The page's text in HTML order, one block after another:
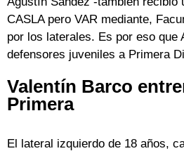
CASLA pero VAR mediante,
por los laterales. Es por eso que
defensores juveniles a Primera
Valentín Barco
Primera
El lateral izquierdo de 18 años,